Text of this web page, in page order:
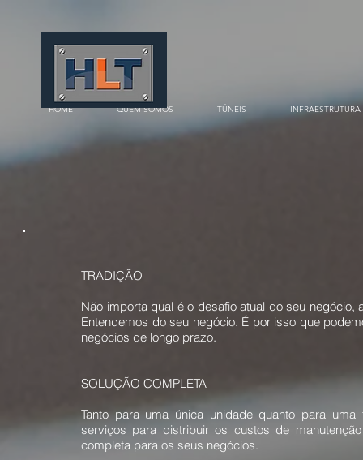
HOME QUEM SOMOS TÚNEIS INFRAESTRUTURA
TRADIÇÃO
Não importa qual é o desafio atual do seu
Entendemos do seu negócio. É por isso que
negócios de longo prazo.
SOLUÇÃO COMPLETA
Tanto para uma única unidade quanto para
serviços para distribuir os custos de
completa para os seus negócios.